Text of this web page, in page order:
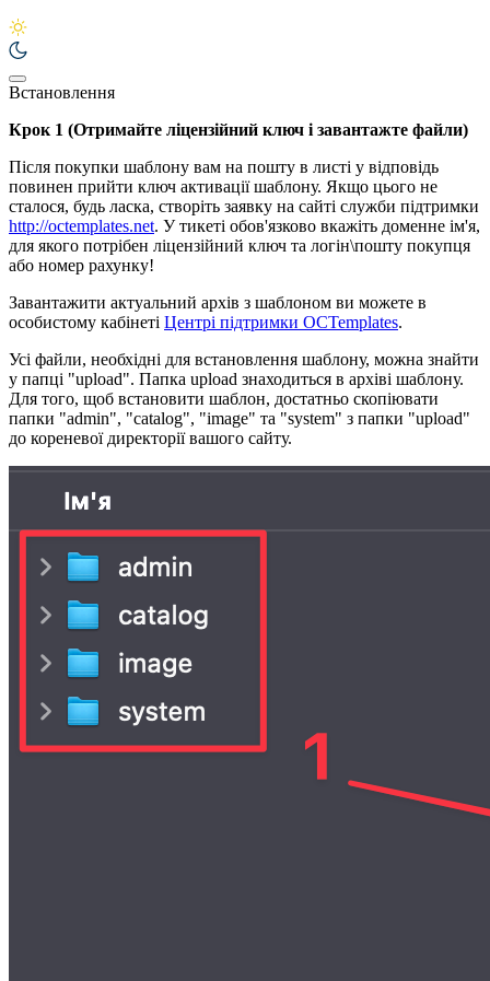
Встановлення
Крок 1 (Отримайте ліцензійний ключ і завантажте файли)
Після покупки шаблону вам на пошту в листі у відповідь
повинен прийти ключ активації шаблону. Якщо цього не
сталося, будь ласка, створіть заявку на сайті служби підтримки
http://octemplates.net. У тикеті обов'язково вкажіть доменне ім'я,
для якого потрібен ліцензійний ключ та логін\пошту покупця
або номер рахунку!
Завантажити актуальний архів з шаблоном ви можете в
особистому кабінеті Центрі підтримки OCTemplates.
Усі файли, необхідні для встановлення шаблону, можна знайти
у папці "upload". Папка upload знаходиться в архіві шаблону.
Для того, щоб встановити шаблон, достатньо скопіювати
папки "admin", "catalog", "image" та "system" з папки "upload"
до кореневої директорії вашого сайту.